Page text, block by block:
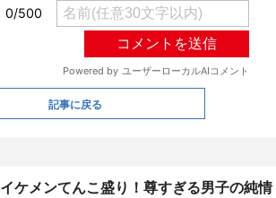
記事に戻る
イケメンてんこ盛り！尊すぎる男子の純情